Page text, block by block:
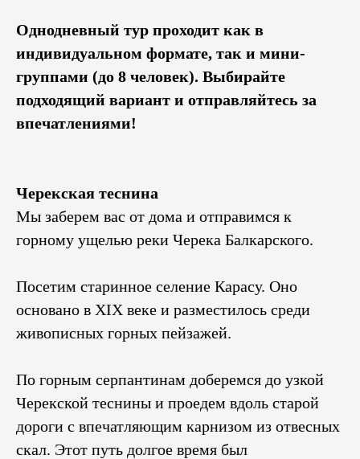
Однодневный тур проходит как в
индивидуальном формате, так и мини-
группами (до 8 человек). Выбирайте
подходящий вариант и отправляйтесь за
впечатлениями!
Черекская теснина
Мы заберем вас от дома и отправимся к
горному ущелью реки Черека Балкарского.
Посетим старинное селение Карасу. Оно
основано в XIX веке и разместилось среди
живописных горных пейзажей.
По горным серпантинам доберемся до узкой
Черекской теснины и проедем вдоль старой
дороги с впечатляющим карнизом из отвесных
скал. Этот путь долгое время был